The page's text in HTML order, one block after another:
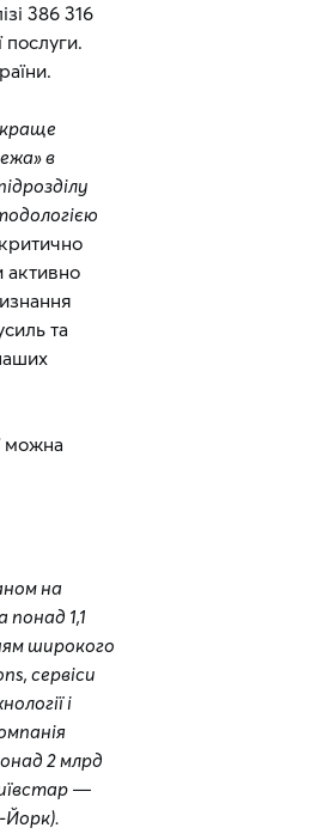
386 316
в
активно
та
можна
на
понад 1,1
широкого
сервіси
і
2 млрд
—
Йорк).